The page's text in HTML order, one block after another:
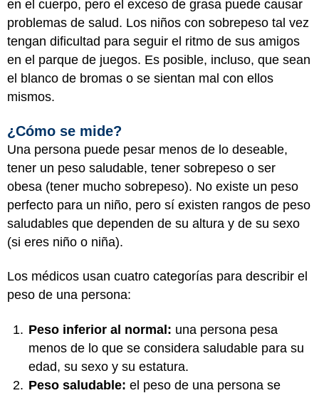
en el cuerpo, pero el exceso de grasa puede causar
problemas de salud. Los niños con sobrepeso tal vez
tengan dificultad para seguir el ritmo de sus amigos
en el parque de juegos. Es posible, incluso, que sean
el blanco de bromas o se sientan mal con ellos
mismos.
¿Cómo se mide?
Una persona puede pesar menos de lo deseable,
tener un peso saludable, tener sobrepeso o ser
obesa (tener mucho sobrepeso). No existe un peso
perfecto para un niño, pero sí existen rangos de peso
saludables que dependen de su altura y de su sexo
(si eres niño o niña).
Los médicos usan cuatro categorías para describir el
peso de una persona:
Peso inferior al normal: una persona pesa
menos de lo que se considera saludable para su
edad, su sexo y su estatura.
Peso saludable: el peso de una persona se